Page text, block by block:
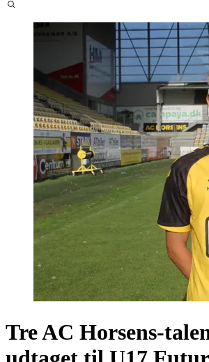
Tre AC Horsens-